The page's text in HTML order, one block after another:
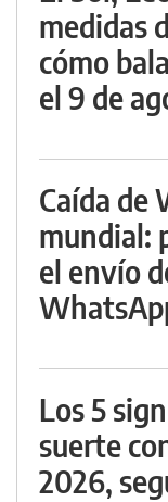
medidas
cómo
el 9 de
Caída de
mundial:
el envío
Los 5
suerte
2026,